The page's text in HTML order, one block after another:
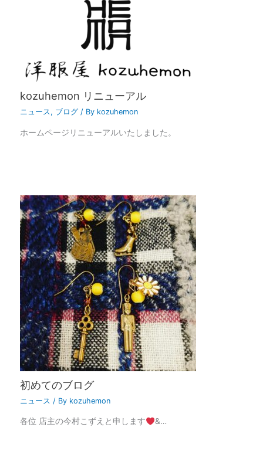
kozuhemon リニューアル
ニュース , ブログ / By kozuhemon
ホームページリニューアルいたしました。
初めてのブログ
ニュース / By kozuhemon
各位 店主の今村こずえと申します &…